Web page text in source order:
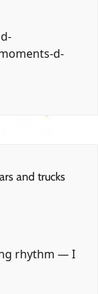
d-
and trucks
rhythm — I